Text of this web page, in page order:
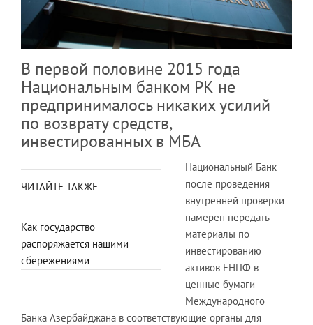
В первой половине 2015 года
Национальным банком РК не
предпринималось никаких усилий
по возврату средств,
инвестированных в МБА
ЧИТАЙТЕ ТАКЖЕ
Как государство
распоряжается нашими
сбережениями
Национальный Банк
после проведения
внутренней проверки
намерен передать
материалы по
инвестированию
активов ЕНПФ в
ценные бумаги
Международного
Банка Азербайджана в соответствующие органы для